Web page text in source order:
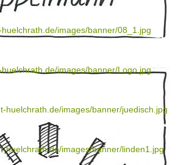
images/banner/08_1.jpg
images/banner/Logo.jpg
huelchrath.de/images/banner/juedisch.jpg
huelchrath.de/images/banner/linden1.jpg